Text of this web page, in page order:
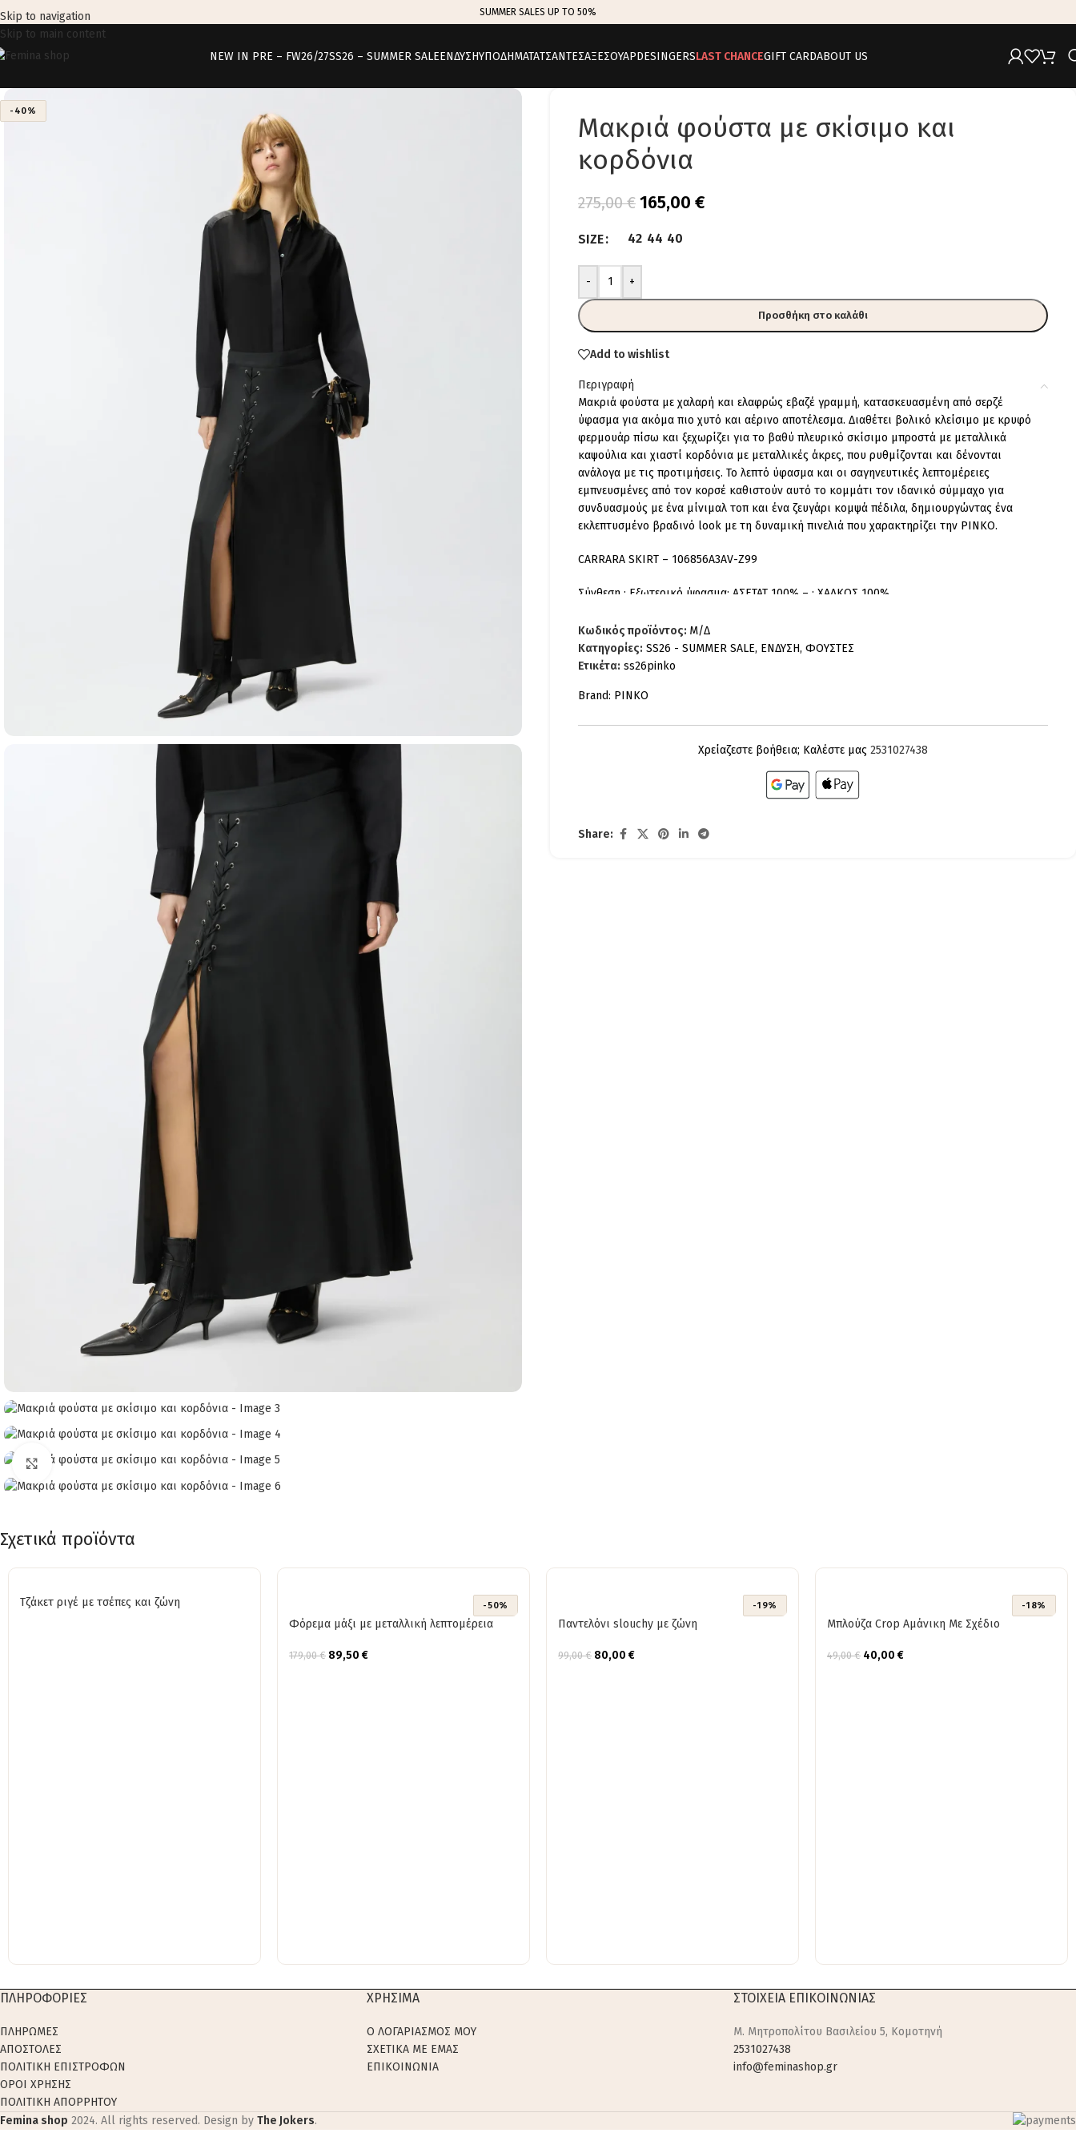
Skip to navigation
Skip to main content
SUMMER SALES UP TO 50%
NEW IN PRE – FW26/27SS26 – SUMMER SALEΕΝΔΥΣΗΥΠΟΔΗΜΑΤΑΤΣΑΝΤΕΣΑΞΕΣΟΥΑΡDESINGERSLAST CHANCEGIFT CARDABOUT US
-40%
Click to enlarge
Μακριά φούστα με σκίσιμο και
κορδόνια
275,00€ 165,00 €
SIZE 42 44 40
- +
Προσθήκη στο καλάθι
Add to wishlist
Περιγραφή
Μακριά φούστα με χαλαρή και ελαφρώς εβαζέ γραμμή, κατασκευασμένη από σερζέ
ύφασμα για ακόμα πιο χυτό και αέρινο αποτέλεσμα. Διαθέτει βολικό κλείσιμο με κρυφό
φερμουάρ πίσω και ξεχωρίζει για το βαθύ πλευρικό σκίσιμο μπροστά με μεταλλικά
καψούλια και χιαστί κορδόνια με μεταλλικές άκρες, που ρυθμίζονται και δένονται
ανάλογα με τις προτιμήσεις. Το λεπτό ύφασμα και οι σαγηνευτικές λεπτομέρειες
εμπνευσμένες από τον κορσέ καθιστούν αυτό το κομμάτι τον ιδανικό σύμμαχο για
συνδυασμούς με ένα μίνιμαλ τοπ και ένα ζευγάρι κομψά πέδιλα, δημιουργώντας ένα
εκλεπτυσμένο βραδινό look με τη δυναμική πινελιά που χαρακτηρίζει την PINKO.
CARRARA SKIRT – 106856A3AV-Z99
Σύνθεση : Εξωτερικό ύφασμα: ΑΣΕΤΑΤ 100% – : ΧΑΛΚΟΣ 100%
Κωδικός προϊόντος: Μ/Δ
Κατηγορίες: SS26 - SUMMER SALE, ΕΝΔΥΣΗ, ΦΟΥΣΤΕΣ
Ετικέτα: ss26pinko
Brand: PINKO
Χρείαζεστε βοήθεια; Καλέστε μας 2531027438
Share:
Σχετικά προϊόντα
Τζάκετ ριγέ με τσέπες και ζώνη -50%
Φόρεμα μάξι με μεταλλική λεπτομέρεια
179,00€ 89,50 €
-19%
Παντελόνι slouchy με ζώνη
99,00€ 80,00 €
-18%
Μπλούζα Crop Αμάνικη Με Σχέδιο
49,00€ 40,00 €
ΠΛΗΡΟΦΟΡΙΕΣ
ΠΛΗΡΩΜΕΣ
ΑΠΟΣΤΟΛΕΣ
ΠΟΛΙΤΙΚΗ ΕΠΙΣΤΡΟΦΩΝ
ΟΡΟΙ ΧΡΗΣΗΣ
ΠΟΛΙΤΙΚΗ ΑΠΟΡΡΗΤΟΥ
ΧΡΗΣΙΜΑ
Ο ΛΟΓΑΡΙΑΣΜΟΣ ΜΟΥ
ΣΧΕΤΙΚΑ ΜΕ ΕΜΑΣ
ΕΠΙΚΟΙΝΩΝΙΑ
ΣΤΟΙΧΕΙΑ ΕΠΙΚΟΙΝΩΝΙΑΣ
M. Μητροπολίτου Βασιλείου 5, Κομοτηνή
2531027438
info@feminashop.gr
Femina shop 2024. All rights reserved. Design by The Jokers.